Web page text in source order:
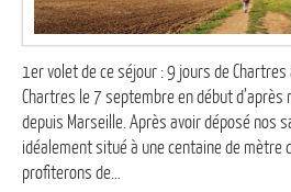
1er volet de ce séjour : 9 jours de Chartres
Chartres le 7 septembre en début
depuis Marseille. Après avoir déposé nos
idéalement situé à une centaine de mètre
profiterons de…